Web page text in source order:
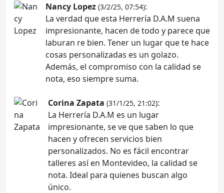
Nancy Lopez (3/2/25, 07:54):
La verdad que esta Herrería D.A.M suena
impresionante, hacen de todo y parece que
laburan re bien. Tener un lugar que te hace
cosas personalizadas es un golazo.
Además, el compromiso con la calidad se
nota, eso siempre suma.
Corina Zapata (31/1/25, 21:02):
La Herrería D.A.M es un lugar
impresionante, se ve que saben lo que
hacen y ofrecen servicios bien
personalizados. No es fácil encontrar
talleres así en Montevideo, la calidad se
nota. Ideal para quienes buscan algo
único.